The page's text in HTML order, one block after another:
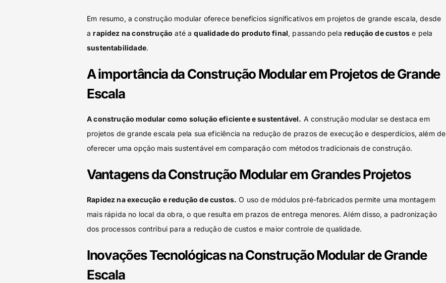
Em resumo, a construção modular oferece benefícios significativos em projetos de grande escala, desde
arapidez na construção até aqualidade do produto final, passando pela redução de custos e pela
sustentabilidade.
A importância da Construção Modular em Projetos de Grande
Escala
A construção modular como solução eficiente e sustentável. A construção modular se destaca em
projetos de grande escala pela sua eficiência na redução de prazos de execução e desperdícios, além de
oferecer uma opção mais sustentável em comparação com métodos tradicionais de construção.
Vantagens da Construção Modular em Grandes Projetos
Rapidez na execução e redução de custos. O uso de módulos pré-fabricados permite uma montagem
mais rápida no local da obra, o que resulta em prazos de entrega menores. Além disso, a padronização
dos processos contribui para a redução de custos e maior controle de qualidade.
Inovações Tecnológicas na Construção Modular de Grande
Escala